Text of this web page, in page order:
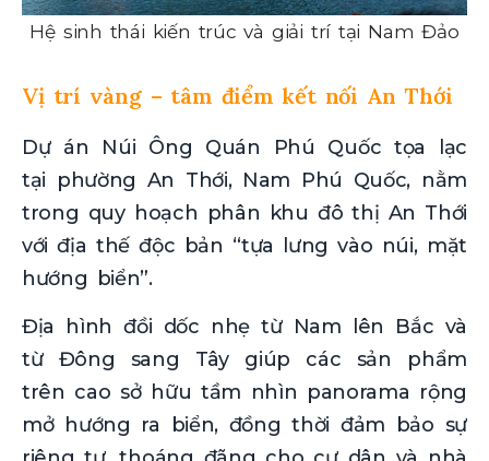
Hệ sinh thái kiến trúc và giải trí tại Nam Đảo
Vị trí vàng – tâm điểm kết nối An Thới
Dự án Núi Ông Quán Phú Quốc tọa lạc
tại phường An Thới, Nam Phú Quốc, nằm
trong quy hoạch phân khu đô thị An Thới
với địa thế độc bản “tựa lưng vào núi, mặt
hướng biển”.
Địa hình đồi dốc nhẹ từ Nam lên Bắc và
từ Đông sang Tây giúp các sản phẩm
trên cao sở hữu tầm nhìn panorama rộng
mở hướng ra biển, đồng thời đảm bảo sự